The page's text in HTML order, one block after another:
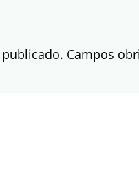
Campos